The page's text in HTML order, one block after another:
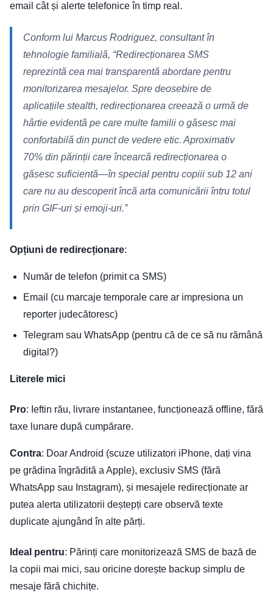
email cât și alerte telefonice în timp real.
Conform lui Marcus Rodriguez, consultant în
tehnologie familială, “Redirecționarea SMS
reprezintă cea mai transparentă abordare pentru
monitorizarea mesajelor. Spre deosebire de
aplicațiile stealth, redirecționarea creează o urmă de
hârtie evidentă pe care multe familii o găsesc mai
confortabilă din punct de vedere etic. Aproximativ
70% din părinții care încearcă redirecționarea o
găsesc suficientă—în special pentru copiii sub 12 ani
care nu au descoperit încă arta comunicării întru totul
prin GIF-uri și emoji-uri.”
Opțiuni de redirecționare:
Număr de telefon (primit ca SMS)
Email (cu marcaje temporale care ar impresiona un
reporter judecătoresc)
Telegram sau WhatsApp (pentru că de ce să nu rămână
digital?)
Literele mici
Pro: Ieftin rău, livrare instantanee, funcționează offline, fără
taxe lunare după cumpărare.
Contra: Doar Android (scuze utilizatori iPhone, dați vina
pe grădina îngrădită a Apple), exclusiv SMS (fără
WhatsApp sau Instagram), și mesajele redirecționate ar
putea alerta utilizatorii deștepți care observă texte
duplicate ajungând în alte părți.
Ideal pentru: Părinți care monitorizează SMS de bază de
la copii mai mici, sau oricine dorește backup simplu de
mesaje fără chichițe.